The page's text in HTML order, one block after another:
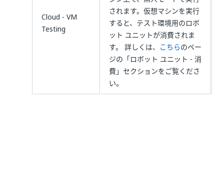
Cloud - VM
Testing
されます。仮想マシンを実行
すると、テスト環境用のロボ
ット ユニットが消費されま
す。 詳しくは、 こちらのペー
ジの「ロボット ユニット - 消
費」セクションをご覧くださ
い。